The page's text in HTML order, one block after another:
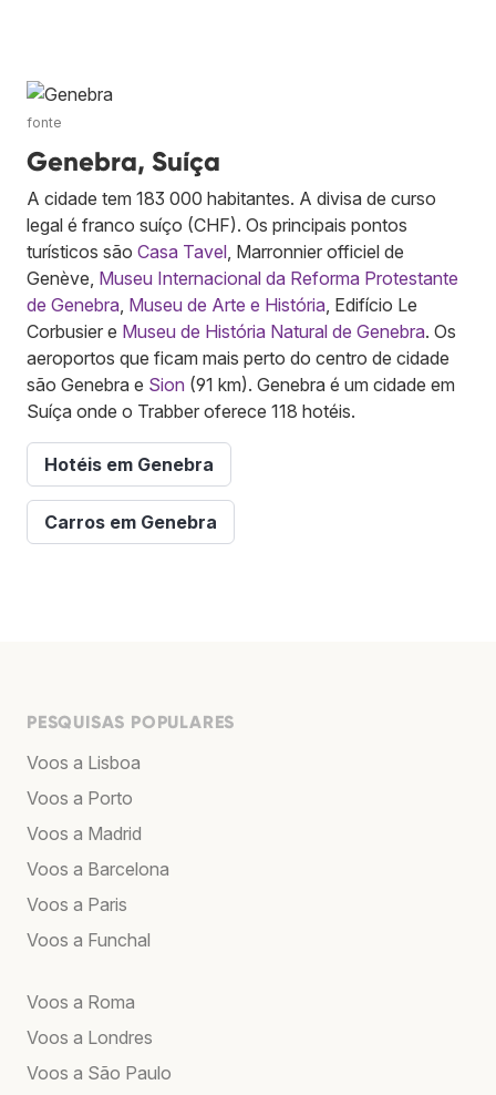
fonte
Genebra, Suíça
A cidade tem 183 000 habitantes. A divisa de curso
legal é franco suíço (CHF). Os principais pontos
turísticos são Casa Tavel , Marronnier officiel de
Genève, Museu Internacional da Reforma Protestante
de Genebra Museu de Arte e História , Edifício Le
Corbusier e Museu de História Natural de Genebra. Os
aeroportos que ficam mais perto do centro de cidade
são Genebra e Sion (91 km). Genebra é um cidade em
Suíça onde o Trabber oferece 118 hotéis.
Hotéis em Genebra
Carros em Genebra
PESQUISAS POPULARES
Voos a Lisboa
Voos a Porto
Voos a Madrid
Voos a Barcelona
Voos a Paris
Voos a Funchal
Voos a Roma
Voos a Londres
Voos a São Paulo